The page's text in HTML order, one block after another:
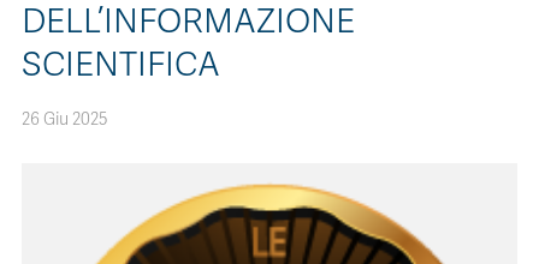
CONTATTI
DELL’INFORMAZIONE
SCIENTIFICA
26 Giu 2025